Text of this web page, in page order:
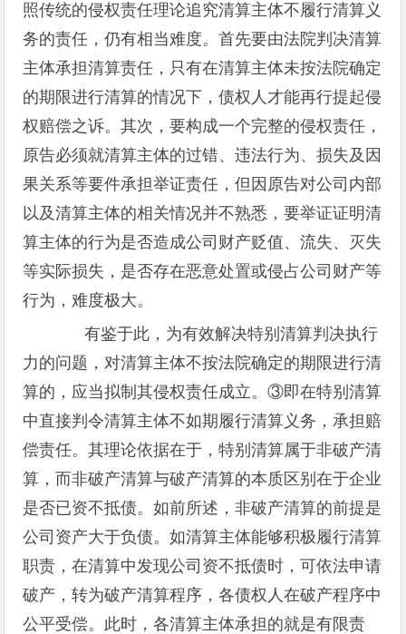
照传统的侵权责任理论追究清算主体不履行清算义
务的责任，仍有相当难度。首先要由法院判决清算
主体承担清算责任，只有在清算主体未按法院确定
的期限进行清算的情况下，债权人才能再行提起侵
权赔偿之诉。其次，要构成一个完整的侵权责任，
原告必须就清算主体的过错、违法行为、损失及因
果关系等要件承担举证责任，但因原告对公司内部
以及清算主体的相关情况并不熟悉，要举证证明清
算主体的行为是否造成公司财产贬值、流失、灭失
等实际损失，是否存在恶意处置或侵占公司财产等
行为，难度极大。
有鉴于此，为有效解决特别清算判决执行
力的问题，对清算主体不按法院确定的期限进行清
算的，应当拟制其侵权责任成立。③即在特别清算
中直接判令清算主体不如期履行清算义务，承担赔
偿责任。其理论依据在于，特别清算属于非破产清
算，而非破产清算与破产清算的本质区别在于企业
是否已资不抵债。如前所述，非破产清算的前提是
公司资产大于负债。如清算主体能够积极履行清算
职责，在清算中发现公司资不抵债时，可依法申请
破产，转为破产清算程序，各债权人在破产程序中
公平受偿。此时，各清算主体承担的就是有限责